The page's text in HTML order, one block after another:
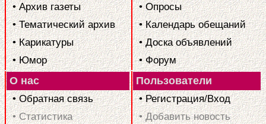
• Архив газеты
• Тематический архив
• Карикатуры
• Юмор
• Опросы
• Календарь обещаний
• Доска объявлений
• Форум
О нас
• Обратная связь
• Статистика
Пользователи
• Регистрация/Вход
• Добавить новость